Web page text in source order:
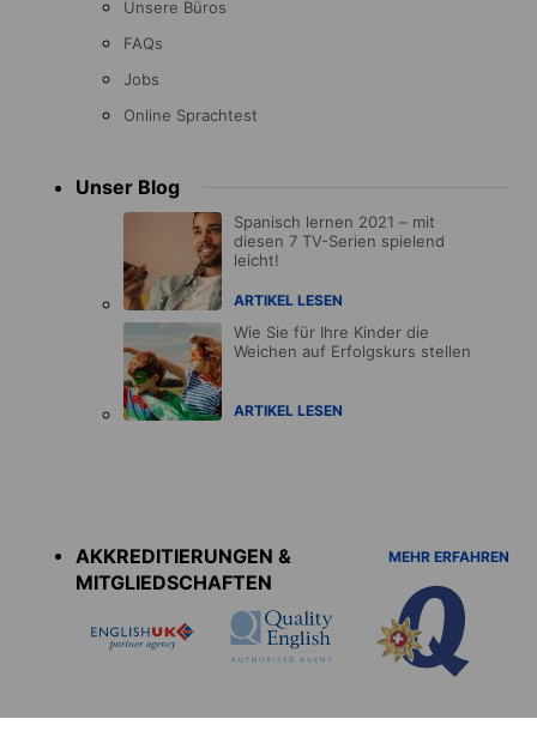
Unsere Büros
FAQs
Jobs
Online Sprachtest
Unser Blog
Spanisch lernen 2021 – mit
diesen 7 TV-Serien spielend
leicht!
ARTIKEL LESEN
Wie Sie für Ihre Kinder die
Weichen auf Erfolgskurs stellen
ARTIKEL LESEN
AKKREDITIERUNGEN &
MITGLIEDSCHAFTEN
MEHR ERFAHREN